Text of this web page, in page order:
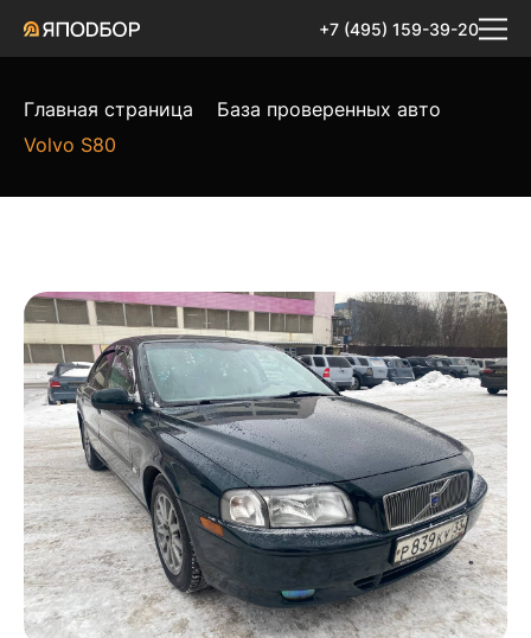
+7 (495) 159-39-20
Главная страница
База проверенных авто
Volvo S80